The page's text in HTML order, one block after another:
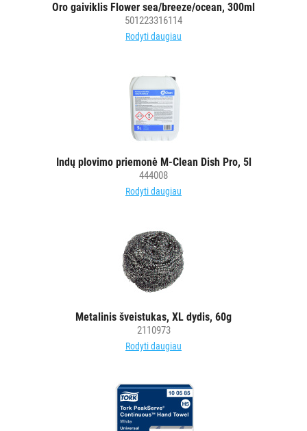
Oro gaiviklis Flower sea/breeze/ocean, 300ml
501223316114
Rodyti daugiau
Indų plovimo priemonė M-Clean Dish Pro, 5l
444008
Rodyti daugiau
Metalinis šveistukas, XL dydis, 60g
2110973
Rodyti daugiau